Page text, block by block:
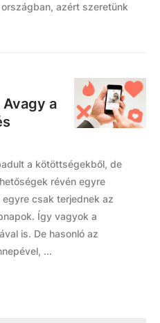
azért szeretünk
a
a kötöttségekből, de
révén egyre
csak terjednek az
Így vagyok a
is. De hasonló az
...